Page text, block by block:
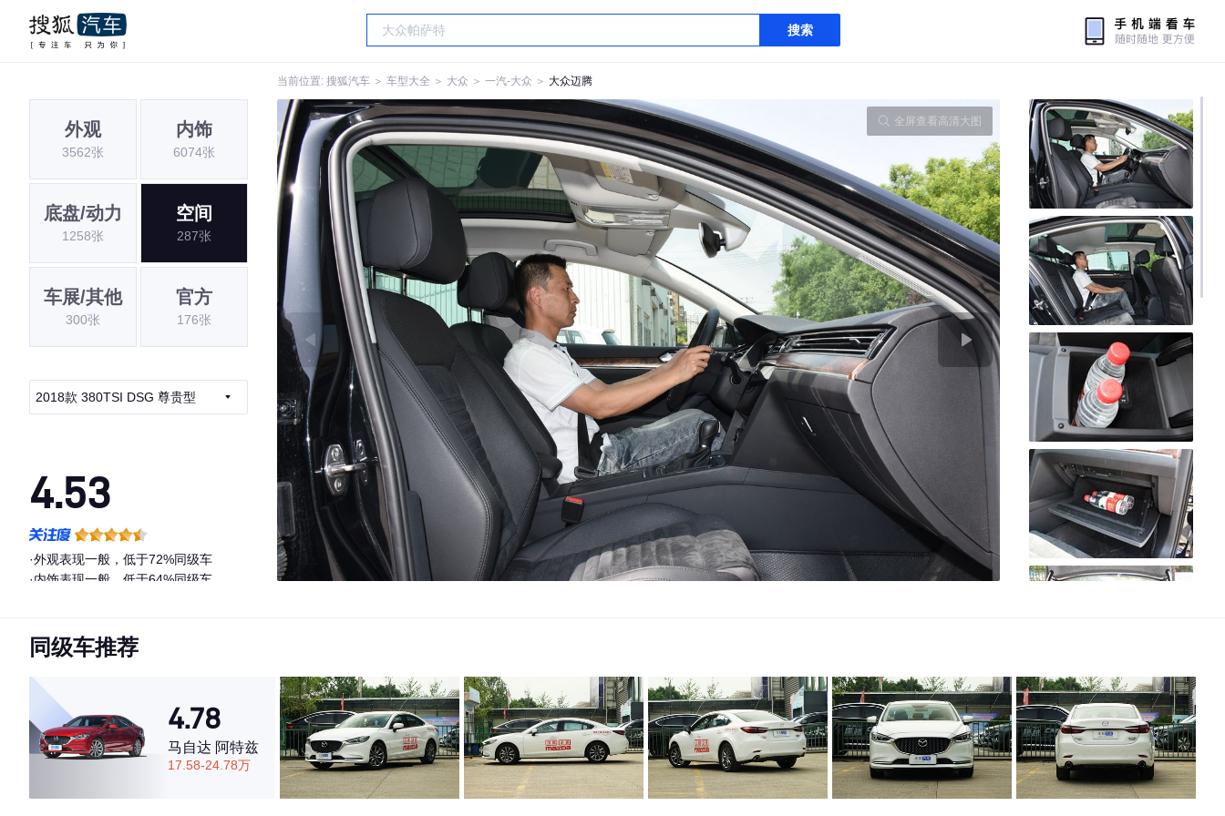
搜索
当前位置: 搜狐汽车 ＞ 车型大全 ＞ 大众 ＞ 一汽-大众 ＞ 大众迈腾
外观
3562张
内饰
6074张
底盘/动力
1258张
空间
287张
车展/其他
300张
官方
176张
2018款 380TSI DSG 尊贵型
4.53
·外观表现一般，低于72%同级车
·内饰表现一般，低于64%同级车
全屏查看高清大图
同级车推荐
4.78
马自达 阿特兹
17.58-24.78万